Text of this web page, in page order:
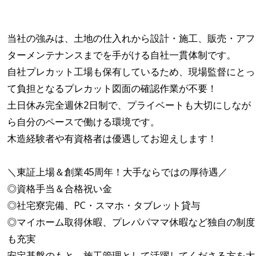
当社の強みは、土地の仕入れから設計・施工、販売・アフ
ターメンテナンスまでを手がける自社一貫体制です。
自社プレカット工場も保有しているため、現場監督にとっ
て負担となるプレカット図面の確認作業が不要！
土日休み完全週休2日制で、プライベートも大切にしなが
ら自分のペースで働ける環境です。
木造経験者や有資格者は優遇してお迎えします！
＼東証上場＆創業45周年！大手ならではの厚待遇／
◎資格手当＆合格祝い金
◎社宅寮完備、PC・スマホ・タブレット貸与
◎マイホーム取得休暇、プレパパママ休暇など独自の制度
も充実